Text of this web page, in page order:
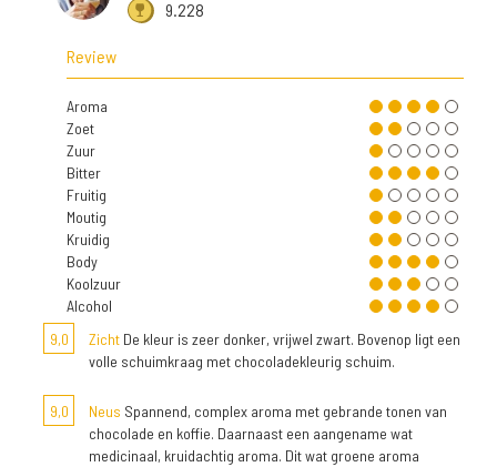
9.228
Review
Aroma
Zoet
Zuur
Bitter
Fruitig
Moutig
Kruidig
Body
Koolzuur
Alcohol
9,0
Zicht De kleur is zeer donker, vrijwel zwart. Bovenop ligt een
volle schuimkraag met chocoladekleurig schuim.
9,0 Neus Spannend, complex aroma met gebrande tonen van
chocolade en koffie. Daarnaast een aangename wat
medicinaal, kruidachtig aroma. Dit wat groene aroma